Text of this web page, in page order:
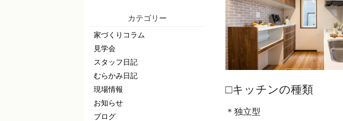
□キッチンの種類
＊独立型
カテゴリー
家づくりコラム
見学会
スタッフ日記
むらかみ日記
現場情報
お知らせ
ブログ